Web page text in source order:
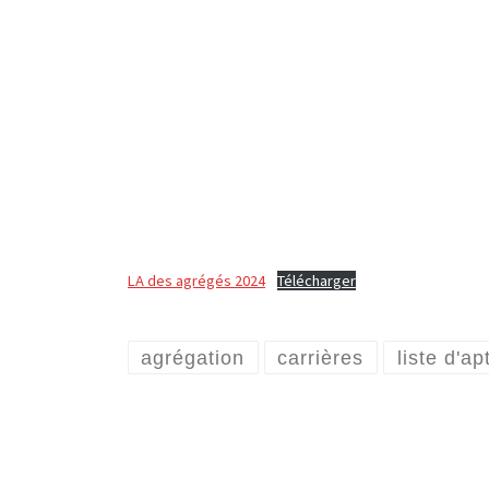
LA des agrégés 2024 Télécharger
agrégation carrières liste